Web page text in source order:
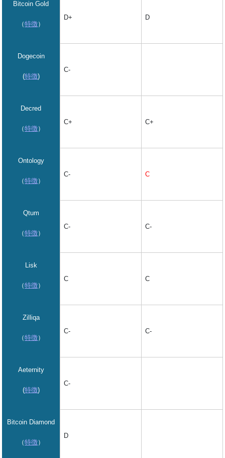
Bitcoin Gold
（特徴 ）
D+ D
Dogecoin
(特徴)
C-
Decred
（特徴 ）
C+ C+
Ontology
（特徴 ）
C- C
Qtum
（特徴 ）
C- C-
Lisk
（特徴 ）
C C
Zilliqa
（特徴 ）
C- C-
Aeternity
(特徴)
C-
Bitcoin Diamond
（特徴 ）
D